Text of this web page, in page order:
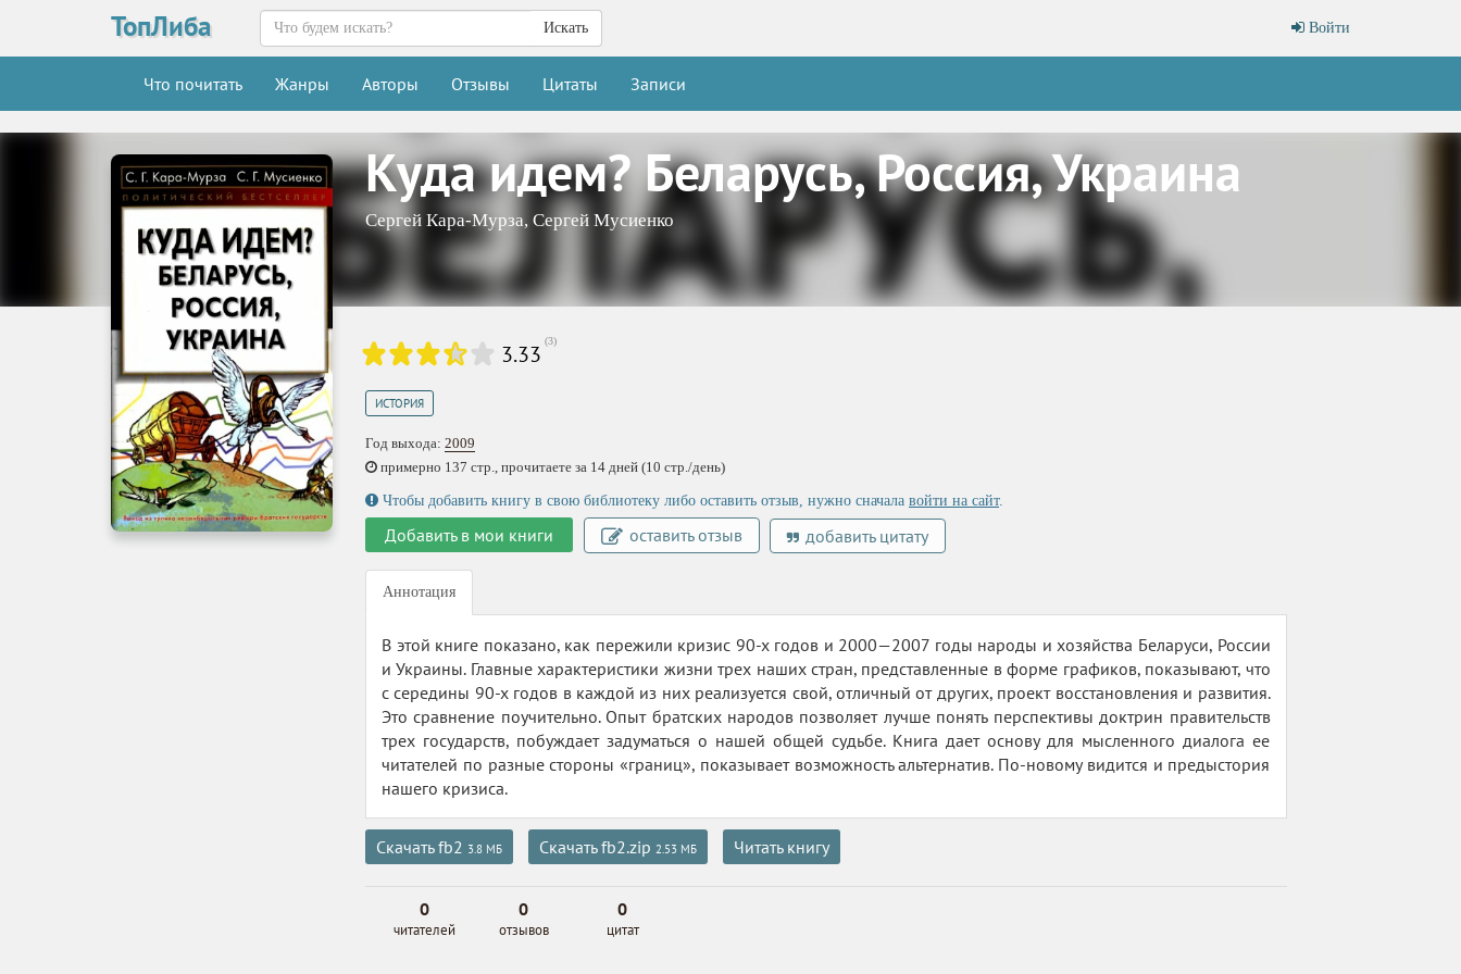
ТопЛиба Войти
Искать
Что почитать Жанры Авторы Отзывы Цитаты Записи
Куда идем? Беларусь, Россия, Украина
Сергей Кара-Мурза, Сергей Мусиенко
3.33 (3)
ИСТОРИЯ
Год выхода: 2009
примерно 137 стр., прочитаете за 14 дней (10 стр./день)
Чтобы добавить книгу в свою библиотеку либо оставить отзыв, нужно сначала войти на сайт.
Добавить в мои книги оставить отзыв добавить цитату
Аннотация
В этой книге показано, как пережили кризис 90-х годов и 2000—2007 годы народы и хозяйства Беларуси, России
и Украины. Главные характеристики жизни трех наших стран, представленные в форме графиков, показывают, что
с середины 90-х годов в каждой из них реализуется свой, отличный от других, проект восстановления и развития.
Это сравнение поучительно. Опыт братских народов позволяет лучше понять перспективы доктрин правительств
трех государств, побуждает задуматься о нашей общей судьбе. Книга дает основу для мысленного диалога ее
читателей по разные стороны «границ», показывает возможность альтернатив. По-новому видится и предыстория
нашего кризиса.
Скачать fb2 3.8 МБ Скачать fb2.zip 2.53 МБ Читать книгу
0
читателей
0
отзывов
0
цитат